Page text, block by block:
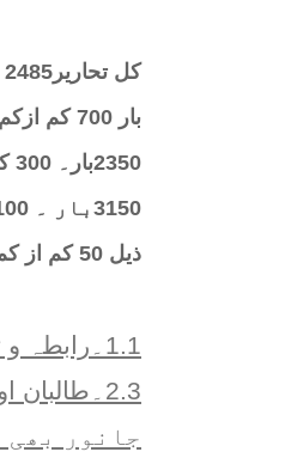
ذیل 50 کم از کم 6550بار دیکھی گئیں
1.1۔رابطہ و تعارف
2.3۔طالبان اور پاکستان
جانور بھی